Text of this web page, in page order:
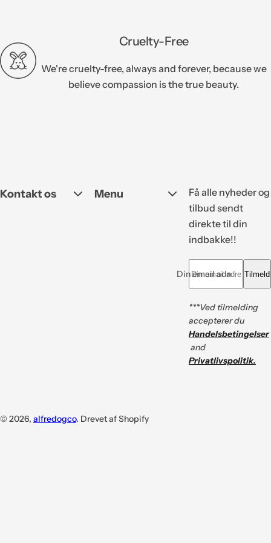
Cruelty-Free
We're cruelty-free, always and forever, because we
believe compassion is the true beauty.
Kontakt os Menu
Få alle nyheder og
tilbud sendt
direkte til din
indbakke!!
Din email adresse *Tilmeld
***Ved tilmelding
accepterer du
Handelsbetingelser
and
Privatlivspolitik.
© 2026, alfredogco. Drevet af Shopify